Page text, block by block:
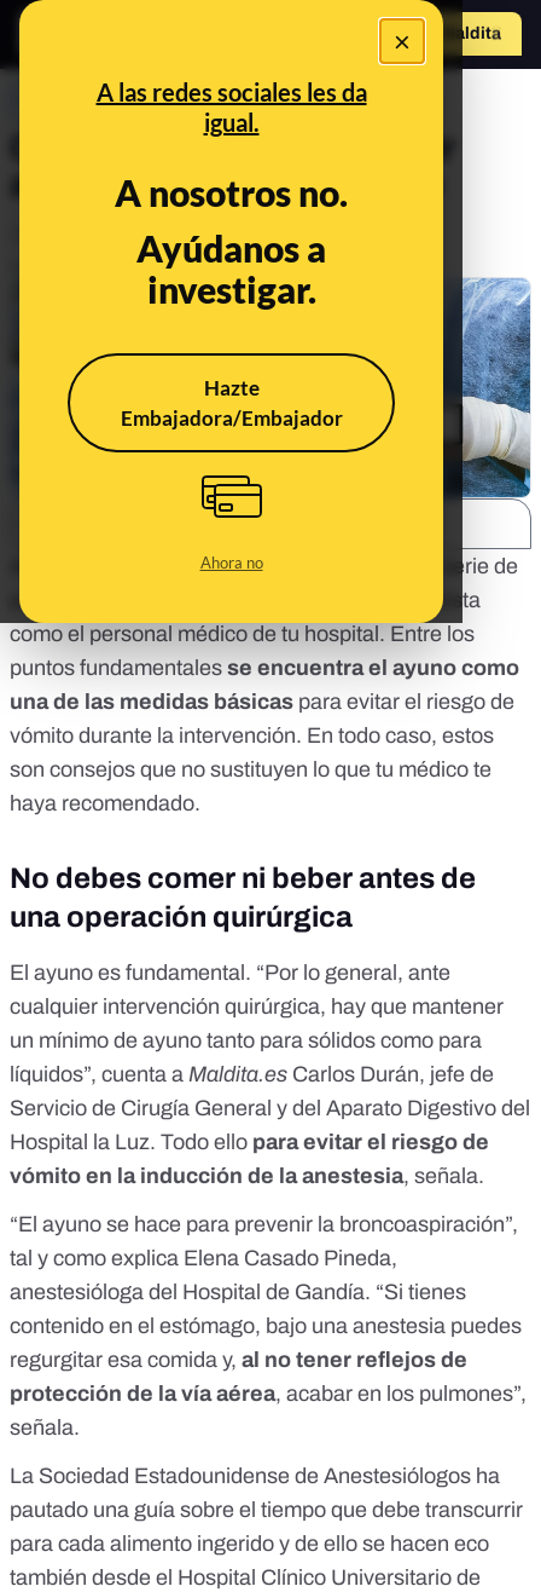
×
A las redes sociales les da
igual.
A nosotros no.
Ayúdanos a
investigar.
Hazte
Embajadora/Embajador
Ahora no
Hazte Maldito
PREBUNKING
Consejos que debes seguir
antes de entrar a quirófano
Oct 31, 2022, 3:22:17 PM
Antes de entrar a quirófano debes seguir una serie de
pasos de los que te informará tanto tu anestesista
como el personal médico de tu hospital. Entre los
puntos fundamentales se encuentra el ayuno como
una de las medidas básicas para evitar el riesgo de
vómito durante la intervención. En todo caso, estos
son consejos que no sustituyen lo que tu médico te
haya recomendado.
No debes comer ni beber antes de
una operación quirúrgica
El ayuno es fundamental. “Por lo general, ante
cualquier intervención quirúrgica, hay que mantener
un mínimo de ayuno tanto para sólidos como para
líquidos”, cuenta a Maldita.es Carlos Durán, jefe de
Servicio de Cirugía General y del Aparato Digestivo del
Hospital la Luz. Todo ello para evitar el riesgo de
vómito en la inducción de la anestesia, señala.
“El ayuno se hace para prevenir la broncoaspiración”,
tal y como explica Elena Casado Pineda,
anestesióloga del Hospital de Gandía. “Si tienes
contenido en el estómago, bajo una anestesia puedes
regurgitar esa comida y, al no tener reflejos de
protección de la vía aérea, acabar en los pulmones”,
señala.
La Sociedad Estadounidense de Anestesiólogos ha
pautado una guía sobre el tiempo que debe transcurrir
para cada alimento ingerido y de ello se hacen eco
también desde el Hospital Clínico Universitario de